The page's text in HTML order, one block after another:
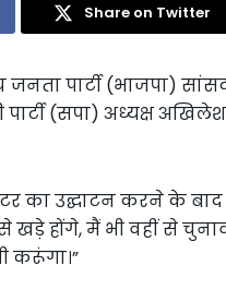
Share on Twitter
पार्टी (भाजपा)
पार्टी (सपा) अध्यक्ष
उद्घाटन करने के बाद
खड़े होंगे, मैं भी वहीं से
करूंगा।”